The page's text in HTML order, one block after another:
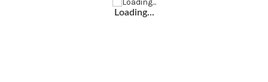
Loading...